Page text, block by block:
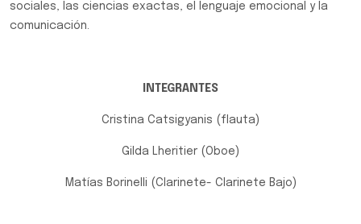
sociales, las ciencias exactas, el lenguaje emocional y la
comunicación.
INTEGRANTES
Cristina Catsigyanis (flauta)
Gilda Lheritier (Oboe)
Matías Borinelli (Clarinete- Clarinete Bajo)